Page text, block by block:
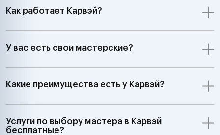
Как работает Карвэй?
У вас есть свои мастерские?
Какие преимущества есть у Карвэй?
Услуги по выбору мастера в Карвэй
бесплатные?